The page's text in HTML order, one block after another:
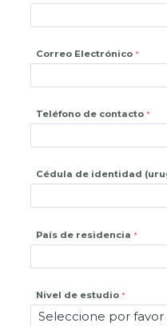
Correo Electrónico
Teléfono de contacto
Cédula de identidad
País de residencia
Nivel de estudio